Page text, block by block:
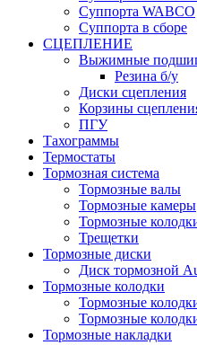
Суппорта WABCO
Суппорта в сборе
СЦЕПЛЕНИЕ
Выжимные
Резина б/у
Диски сцепления
Корзины
ПГУ
Тахограммы
Термостаты
Тормозная система
Тормозные валы
Тормозные камеры
Тормозные
Трещетки
Тормозные диски
Диск тормозной
Тормозные колодки
Тормозные
Тормозные
Тормозные накладки